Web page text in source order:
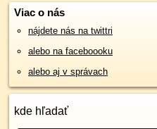
Viac o nás
nájdete nás na twittri
alebo na faceboooku
alebo aj v správach
kde hľadať